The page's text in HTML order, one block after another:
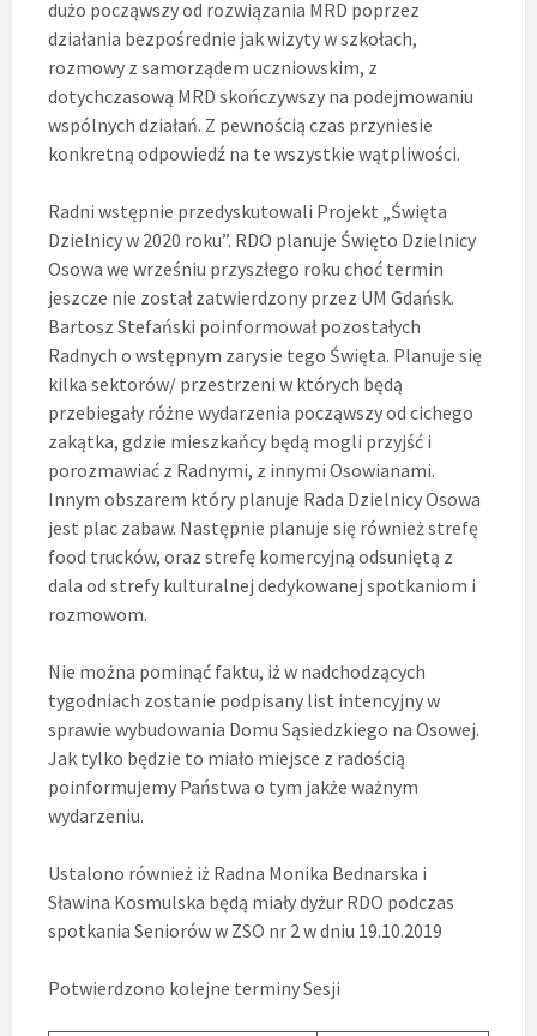
dużo począwszy od rozwiązania MRD poprzez
działania bezpośrednie jak wizyty w szkołach,
rozmowy z samorządem uczniowskim, z
dotychczasową MRD skończywszy na podejmowaniu
wspólnych działań. Z pewnością czas przyniesie
konkretną odpowiedź na te wszystkie wątpliwości.
Radni wstępnie przedyskutowali Projekt „Święta
Dzielnicy w 2020 roku”. RDO planuje Święto Dzielnicy
Osowa we wrześniu przyszłego roku choć termin
jeszcze nie został zatwierdzony przez UM Gdańsk.
Bartosz Stefański poinformował pozostałych
Radnych o wstępnym zarysie tego Święta. Planuje się
kilka sektorów/ przestrzeni w których będą
przebiegały różne wydarzenia począwszy od cichego
zakątka, gdzie mieszkańcy będą mogli przyjść i
porozmawiać z Radnymi, z innymi Osowianami.
Innym obszarem który planuje Rada Dzielnicy Osowa
jest plac zabaw. Następnie planuje się również strefę
food trucków, oraz strefę komercyjną odsuniętą z
dala od strefy kulturalnej dedykowanej spotkaniom i
rozmowom.
Nie można pominąć faktu, iż w nadchodzących
tygodniach zostanie podpisany list intencyjny w
sprawie wybudowania Domu Sąsiedzkiego na Osowej.
Jak tylko będzie to miało miejsce z radością
poinformujemy Państwa o tym jakże ważnym
wydarzeniu.
Ustalono również iż Radna Monika Bednarska i
Sławina Kosmulska będą miały dyżur RDO podczas
spotkania Seniorów w ZSO nr 2 w dniu 19.10.2019
Potwierdzono kolejne terminy Sesji